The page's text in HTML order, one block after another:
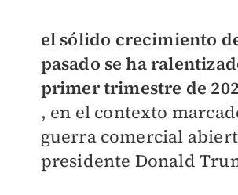
el sólido crecimiento
pasado se ha
primer trimestre de
, en el contexto
guerra comercial
presidente Donald